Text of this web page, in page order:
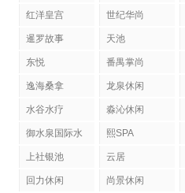
红洋皇宫 世纪华尚
暹罗故事 天池
东悦 番禺掌尚
逸海桑拿 龙泉休闲
水谷水疗 淼沁休闲
御水泉国际水
熙SPA
上社银池 云居
回力休闲 尚景休闲